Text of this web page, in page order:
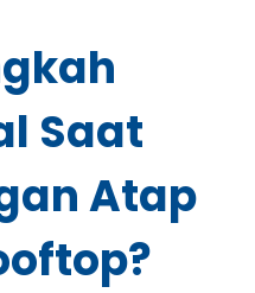
Saat
Atap